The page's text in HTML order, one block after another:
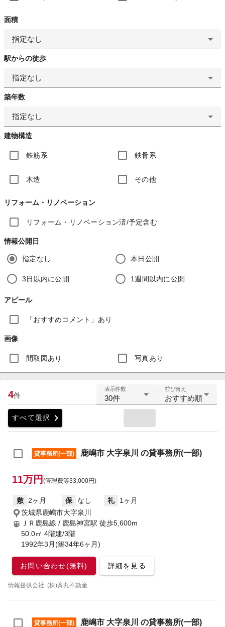
面積
指定なし
駅からの徒歩
指定なし
築年数
指定なし
建物構造
鉄筋系 鉄骨系
木造 その他
リフォーム・リノベーション
リフォーム・リノベーション済/予定含む
情報公開日
指定なし 本日公開
3日以内に公開 1週間以内に公開
アピール
「おすすめコメント」あり
画像
間取図あり 写真あり
4件
表示件数
30件
並び替え
おすすめ順
すべて選択 chevron_right
貸事務所(一部) 鹿嶋市 大字泉川 の貸事務所(一部)
11万円 (管理費等33,000円)
敷 2ヶ月 保 なし 礼
1ヶ月
茨城県鹿嶋市大字泉川
ＪＲ鹿島線 / 鹿島神宮駅 徒歩5,600m
50.0㎡ 4階建/3階
1992年3月(築34年6ヶ月)
お問い合わせ(無料) 詳細を見る
情報提供会社: (株)斉丸不動産
貸事務所(一部) 鹿嶋市 大字泉川 の貸事務所(一部)